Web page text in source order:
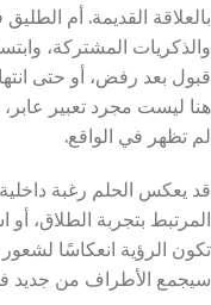
بالعلاقة القديمة. أم الطليق
والذكريات المشتركة،
قبول بعد رفض، أو حتى
هنا ليست مجرد تعبير
لم تظهر في الواقع.
قد يعكس الحلم رغبة
المرتبط بتجربة الطلاق، أو
تكون الرؤية انعكاسًا
سيجمع الأطراف من جديد